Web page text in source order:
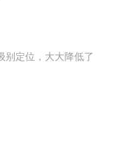
别定位，大大降低了